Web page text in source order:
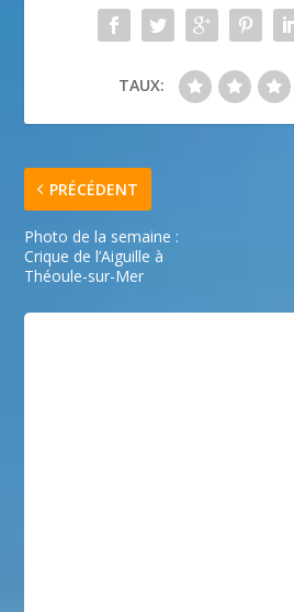
TAUX:
PRÉCÉDENT
Photo de la semaine :
Crique de l’Aiguille à
Théoule-sur-Mer